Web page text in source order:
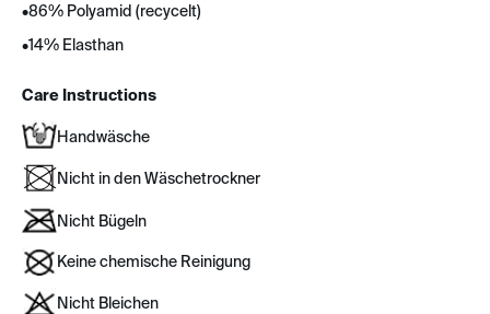
•86% Polyamid (recycelt)
•14% Elasthan
Care Instructions
Handwäsche
Nicht in den Wäschetrockner
Nicht Bügeln
Keine chemische Reinigung
Nicht Bleichen